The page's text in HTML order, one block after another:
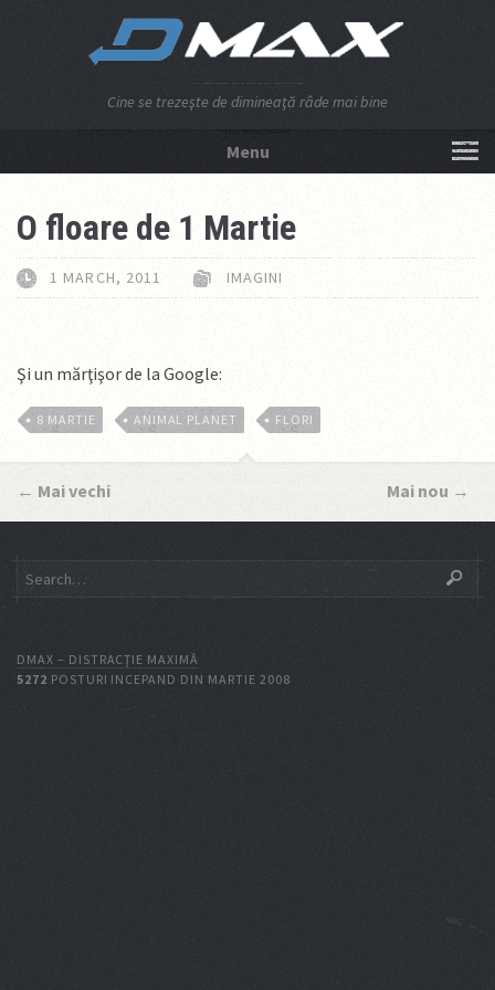
Cine se trezeşte de dimineaţă râde mai bine
Menu
O floare de 1 Martie
1 MARCH, 2011 IMAGINI
Şi un mărţişor de la Google:
8 MARTIE ANIMAL PLANET FLORI
← Mai vechi Mai nou →
DMAX – DISTRACŢIE MAXIMĂ
5272 POSTURI INCEPAND DIN MARTIE 2008